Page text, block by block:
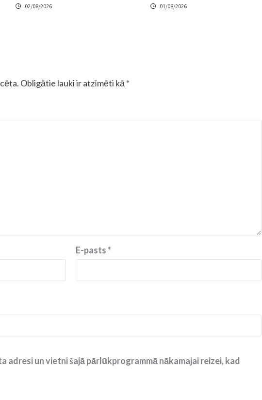
02/08/2026 01/08/2026
Obligātie lauki ir atzīmēti kā *
E-pasts*
adresi un vietni šajā pārlūkprogrammā nākamajai reizei, kad